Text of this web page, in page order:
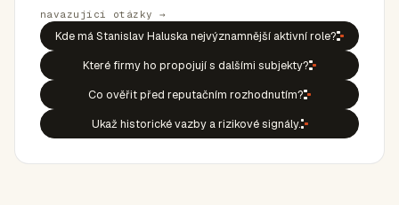
navazující otázky →
Kde má Stanislav Haluska nejvýznamnější aktivní role?
Které firmy ho propojují s dalšími subjekty?
Co ověřit před reputačním rozhodnutím?
Ukaž historické vazby a rizikové signály.